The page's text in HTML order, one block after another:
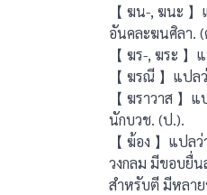
【 ฆน-, ฆนะ
อันคละฆนศิลา.
【 ฆร-, ฆระ
【 ฆรณี 】แปล
【 ฆราวาส 】
นักบวช. (ป.).
【 ฆ้อง 】แปล
วงกลม มีขอบยื่น
สําหรับตี มีหลาย